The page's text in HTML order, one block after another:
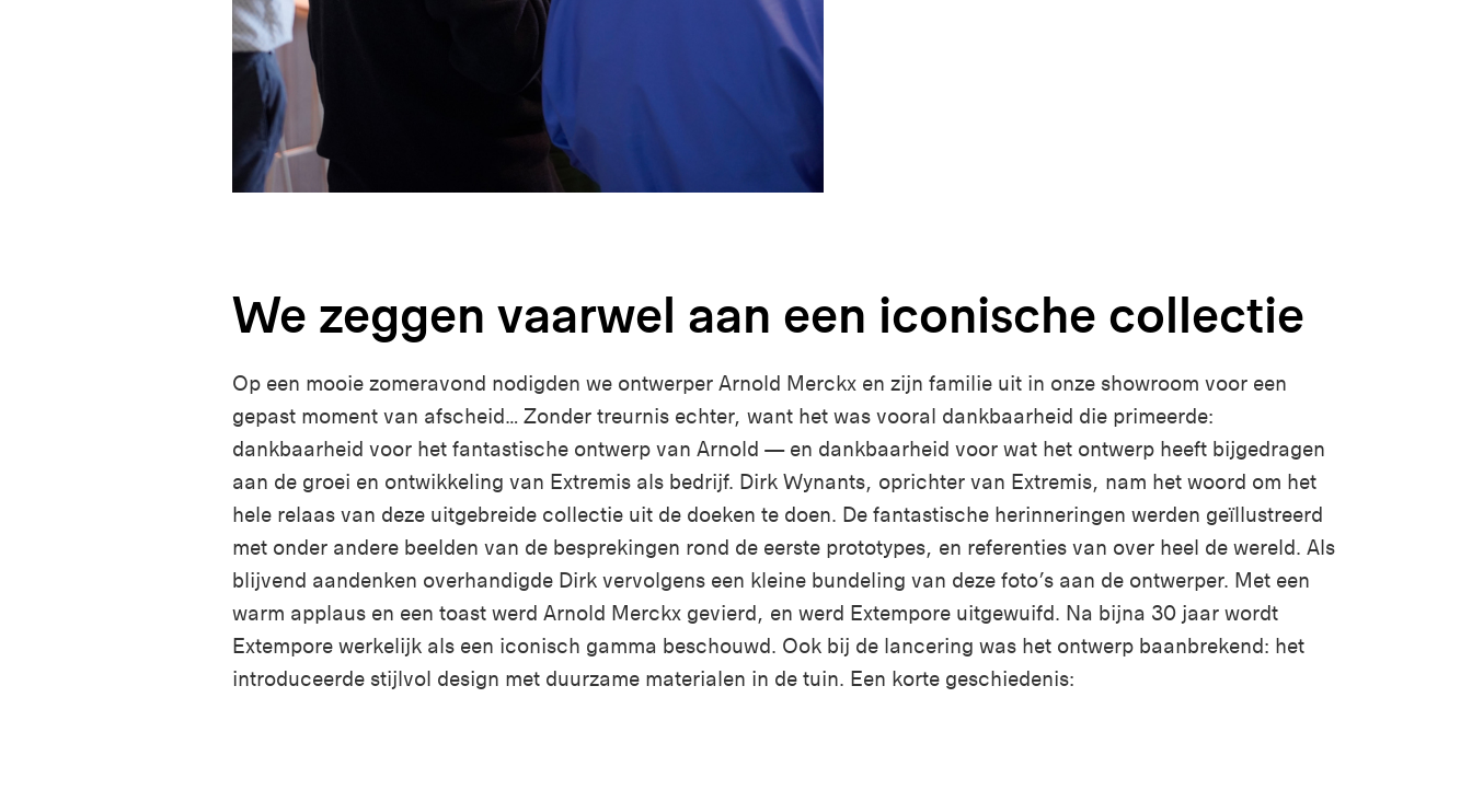
We zeggen vaarwel aan een iconische collectie
Op een mooie zomeravond nodigden we ontwerper Arnold Merckx en zijn familie uit in onze showroom voor een
gepast moment van afscheid… Zonder treurnis echter, want het was vooral dankbaarheid die primeerde:
dankbaarheid voor het fantastische ontwerp van Arnold — en dankbaarheid voor wat het ontwerp heeft bijgedragen
aan de groei en ontwikkeling van Extremis als bedrijf. Dirk Wynants, oprichter van Extremis, nam het woord om het
hele relaas van deze uitgebreide collectie uit de doeken te doen. De fantastische herinneringen werden geïllustreerd
met onder andere beelden van de besprekingen rond de eerste prototypes, en referenties van over heel de wereld. Als
blijvend aandenken overhandigde Dirk vervolgens een kleine bundeling van deze foto’s aan de ontwerper. Met een
warm applaus en een toast werd Arnold Merckx gevierd, en werd Extempore uitgewuifd. Na bijna 30 jaar wordt
Extempore werkelijk als een iconisch gamma beschouwd. Ook bij de lancering was het ontwerp baanbrekend: het
introduceerde stijlvol design met duurzame materialen in de tuin. Een korte geschiedenis: